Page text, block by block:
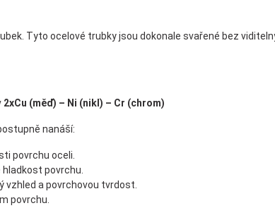
Tyto ocelové trubky jsou dokonale svařené bez
2xCu (měď) – Ni (nikl) – Cr (chrom)
nanáší:
povrchu oceli.
povrchu.
vzhled a povrchovou tvrdost.
povrchu.